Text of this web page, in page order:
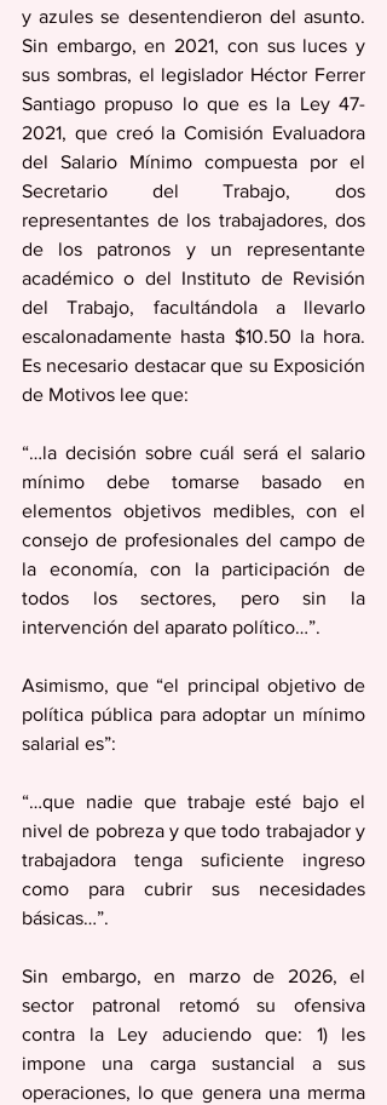
y azules se desentendieron del asunto.
Sin embargo, en 2021, con sus luces y
sus sombras, el legislador Héctor Ferrer
Santiago propuso lo que es la Ley 47-
2021, que creó la Comisión Evaluadora
del Salario Mínimo compuesta por el
Secretario del Trabajo, dos
representantes de los trabajadores, dos
de los patronos y un representante
académico o del Instituto de Revisión
del Trabajo, facultándola a llevarlo
escalonadamente hasta $10.50 la hora.
Es necesario destacar que su Exposición
de Motivos lee que:
“…la decisión sobre cuál será el salario
mínimo debe tomarse basado en
elementos objetivos medibles, con el
consejo de profesionales del campo de
la economía, con la participación de
todos los sectores, pero sin la
intervención del aparato político…”.
Asimismo, que “el principal objetivo de
política pública para adoptar un mínimo
salarial es”:
“…que nadie que trabaje esté bajo el
nivel de pobreza y que todo trabajador y
trabajadora tenga suficiente ingreso
como para cubrir sus necesidades
básicas…”.
Sin embargo, en marzo de 2026, el
sector patronal retomó su ofensiva
contra la Ley aduciendo que: 1) les
impone una carga sustancial a sus
operaciones, lo que genera una merma